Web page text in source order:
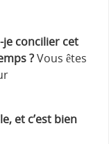
je concilier cet
?Vous êtes
et c’est bien